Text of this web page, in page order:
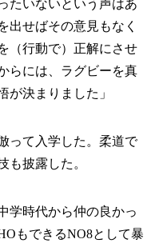
たいないという声はあ
出せばその意見もなく
（行動で）正解にさせ
らには、ラグビーを真
が決まりました」
って入学した。柔道で
も披露した。
学時代から仲の良かっ
もできるNO8として暴